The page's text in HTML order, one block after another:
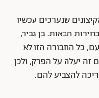
שנערכים עכשיו
הבאות: בן גביר,
כל החבורה הזו לא
זה יעלה על הפרק, ולכן
להצביע להם.